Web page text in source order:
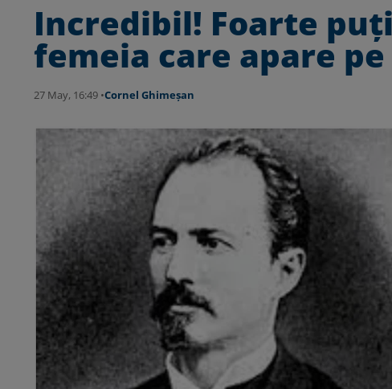
Incredibil! Foarte
femeia care apare
27 May, 16:49 •Cornel Ghimeșan